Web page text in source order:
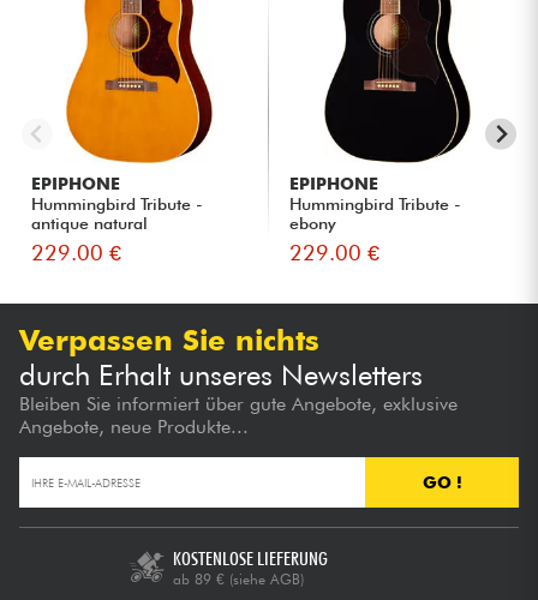
EPIPHONE
Hummingbird Tribute -
antique natural
229.00 €
EPIPHONE
Hummingbird Tribute -
ebony
229.00 €
Verpassen Sie nichts
durch Erhalt unseres Newsletters
Bleiben Sie informiert über gute Angebote, exklusive
Angebote, neue Produkte...
GO !
KOSTENLOSE LIEFERUNG
ab 89 € (siehe AGB)